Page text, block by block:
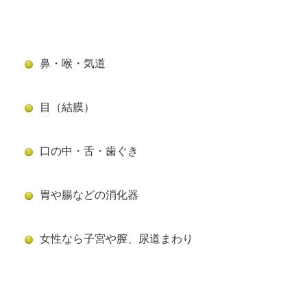
鼻・喉・気道
目（結膜）
口の中・舌・歯ぐき
胃や腸などの消化器
女性なら子宮や膣、尿道まわり